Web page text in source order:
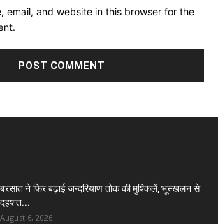
email, and website in this browser for the
बरसात ने फिर बढ़ाई जन्दरियाण तोक की मुश्किलें, भूस्खलन से
दहशत...
August 6, 2026